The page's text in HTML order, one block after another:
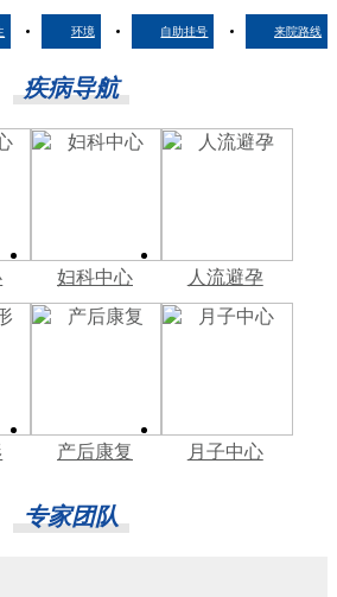
环境 自助挂号 来院路线
疾病导航
妇科中心 人流避孕
产后康复 月子中心
专家团队